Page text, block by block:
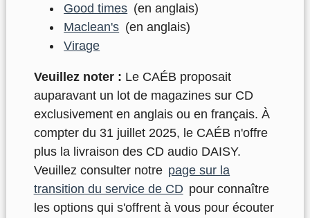
Good times (en anglais)
Maclean's (en anglais)
Virage
Veuillez noter : Le CAÉB proposait
auparavant un lot de magazines sur CD
exclusivement en anglais ou en français. À
compter du 31 juillet 2025, le CAÉB n'offre
plus la livraison des CD audio DAISY.
Veuillez consulter notre page sur la
transition du service de CD pour connaître
les options qui s'offrent à vous pour écouter